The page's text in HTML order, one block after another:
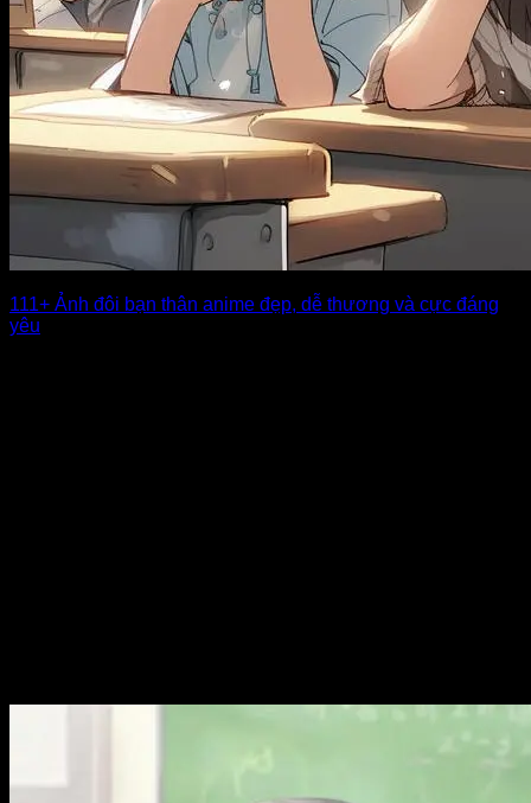
111+ Ảnh đôi bạn thân anime đẹp, dễ thương và cực đáng
yêu